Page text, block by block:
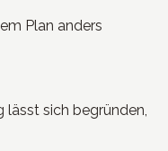
Plan anders
lässt sich begründen,